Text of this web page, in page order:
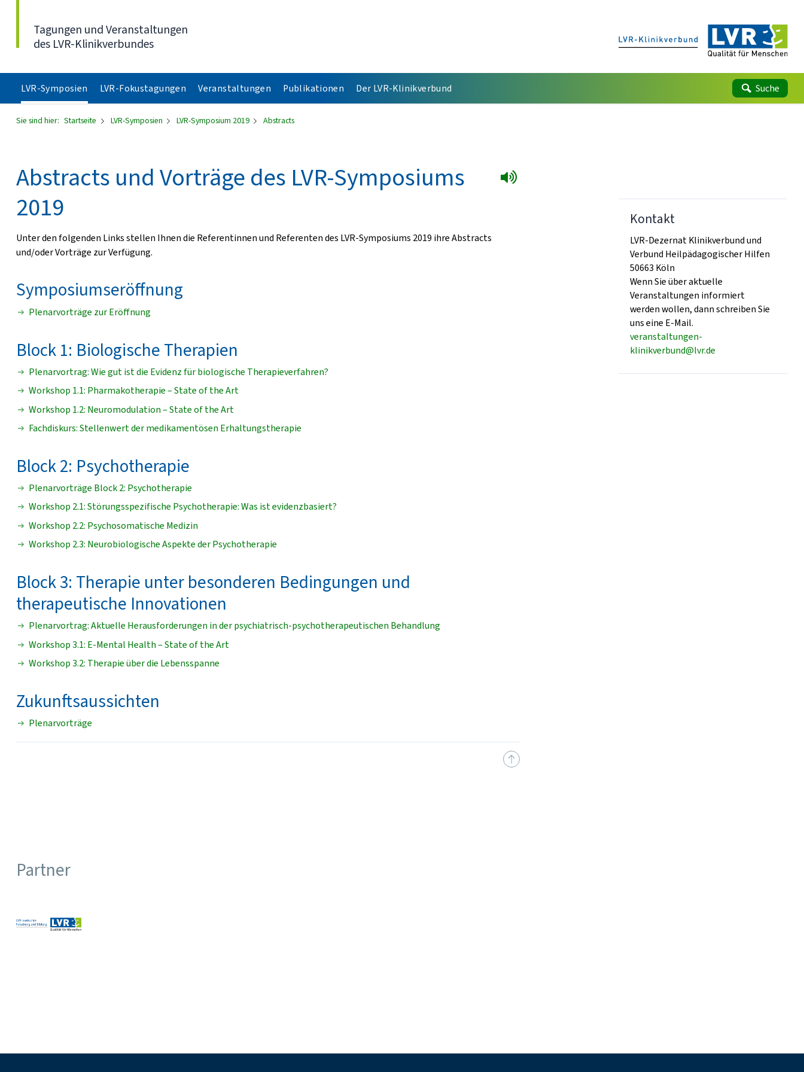
Tagungen und Veranstaltungen
des LVR-Klinikverbundes
LVR-Symposien LVR-Fokustagungen Veranstaltungen Publikationen Der LVR-Klinikverbund Suche
Sie sind hier: Startseite LVR-Symposien LVR-Symposium 2019 Abstracts
Abstracts und Vorträge des LVR-Symposiums
2019
Unter den folgenden Links stellen Ihnen die Referentinnen und Referenten des LVR-Symposiums 2019 ihre Abstracts
und/oder Vorträge zur Verfügung.
Symposiumseröffnung
Plenarvorträge zur Eröffnung
Block 1: Biologische Therapien
Plenarvortrag: Wie gut ist die Evidenz für biologische Therapieverfahren?
Workshop 1.1: Pharmakotherapie – State of the Art
Workshop 1.2: Neuromodulation – State of the Art
Fachdiskurs: Stellenwert der medikamentösen Erhaltungstherapie
Block 2: Psychotherapie
Plenarvorträge Block 2: Psychotherapie
Workshop 2.1: Störungsspezifische Psychotherapie: Was ist evidenzbasiert?
Workshop 2.2: Psychosomatische Medizin
Workshop 2.3: Neurobiologische Aspekte der Psychotherapie
Block 3: Therapie unter besonderen Bedingungen und
therapeutische Innovationen
Plenarvortrag: Aktuelle Herausforderungen in der psychiatrisch-psychotherapeutischen Behandlung
Workshop 3.1: E-Mental Health – State of the Art
Workshop 3.2: Therapie über die Lebensspanne
Zukunftsaussichten
Plenarvorträge
Kontakt
LVR-Dezernat Klinikverbund und
Verbund Heilpädagogischer Hilfen
50663 Köln
Wenn Sie über aktuelle
Veranstaltungen informiert
werden wollen, dann schreiben Sie
uns eine E-Mail.
veranstaltungen-
klinikverbund@lvr.de
Partner